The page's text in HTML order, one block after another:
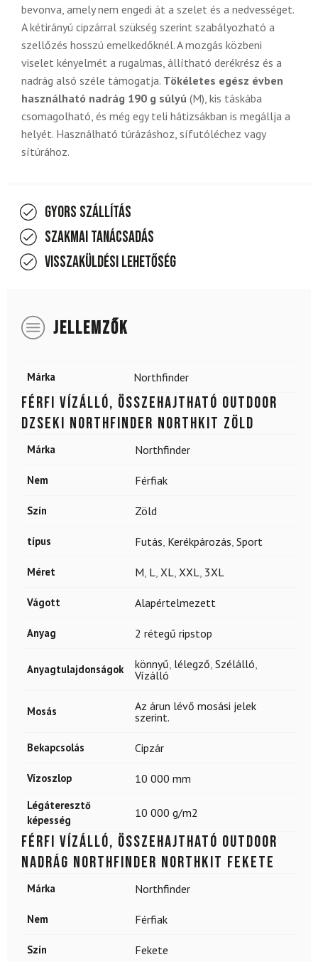
bevonva, amely nem engedi át a szelet és a nedvességet.
A kétirányú cipzárral szükség szerint szabályozható a
szellőzés hosszú emelkedőknél. A mozgás közbeni
viselet kényelmét a rugalmas, állítható derékrész és a
nadrág alsó széle támogatja. Tökéletes egész évben
használható nadrág 190 g súlyú (M), kis táskába
csomagolható, és még egy teli hátizsákban is megállja a
helyét. Használható túrázáshoz, sífutóléchez vagy
sítúrához.
Gyors szállítás
Szakmai tanácsadás
Visszaküldési lehetőség
JELLEMZŐK
Márka Northfinder
Férfi vízálló, összehajtható outdoor
dzseki NORTHFINDER Northkit zöld
Márka Northfinder
Nem Férfiak
Szín Zöld
típus Futás, Kerékpározás, Sport
Méret M, L, XL, XXL, 3XL
Vágott Alapértelmezett
Anyag 2 rétegű ripstop
Anyagtulajdonságok könnyű, lélegző, Szélálló,
Vízálló
Mosás
Az árun lévő mosási jelek
szerint.
Bekapcsolás Cipzár
Vízoszlop 10 000 mm
Légáteresztő
képesség
10 000 g/m2
Férfi vízálló, összehajtható outdoor
nadrág NORTHFINDER Northkit fekete
Márka Northfinder
Nem Férfiak
Szín Fekete